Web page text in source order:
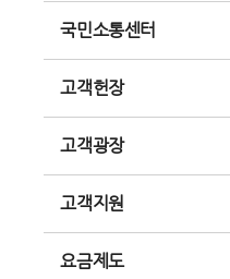
국민소통센터
고객헌장
고객광장
고객지원
요금제도